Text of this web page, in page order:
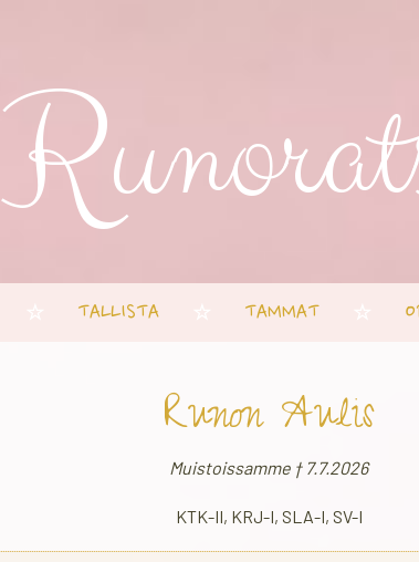
TALLISTA TAMMAT
Runon Aulis
Muistoissamme † 7.7.2026
KTK-II, KRJ-I, SLA-I, SV-I